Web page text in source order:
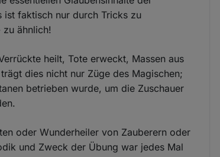
ist faktisch nur durch Tricks zu
ähnlich!
heilt, Tote erweckt, Massen aus
dies nicht nur Züge des Magischen;
betrieben wurde, um die Zuschauer
oder Wunderheiler von Zauberern oder
und Zweck der Übung war jedes Mal